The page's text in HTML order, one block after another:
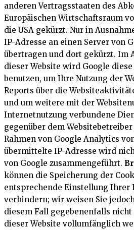
anderen Vertragsstaaten des
Europäischen Wirtschaftsraum
die USA gekürzt. Nur in
IP-Adresse an einen Server von
übertragen und dort gekürzt. Im
dieser Website wird Google
benutzen, um Ihre Nutzung der
Reports über die
und um weitere mit der
Internetnutzung verbundene
gegenüber dem
Rahmen von Google Analytics
übermittelte IP-Adresse wird
von Google zusammengeführt.
können die Speicherung der
entsprechende Einstellung Ihrer
verhindern; wir weisen Sie
diesem Fall gegebenenfalls
dieser Website vollumfänglich